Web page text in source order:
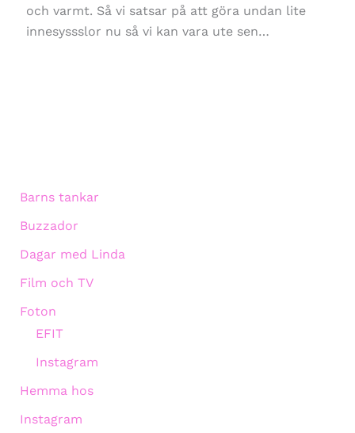
och varmt. Så vi satsar på att göra undan lite
innesyssslor nu så vi kan vara ute sen…
Barns tankar
Buzzador
Dagar med Linda
Film och TV
Foton
EFIT
Instagram
Hemma hos
Instagram